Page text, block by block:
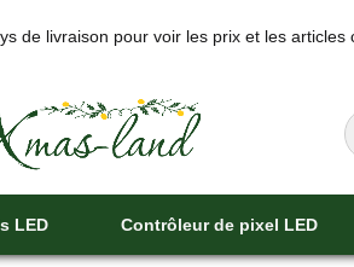
de livraison pour voir les prix et les articles
LED Contrôleur de pixel LED